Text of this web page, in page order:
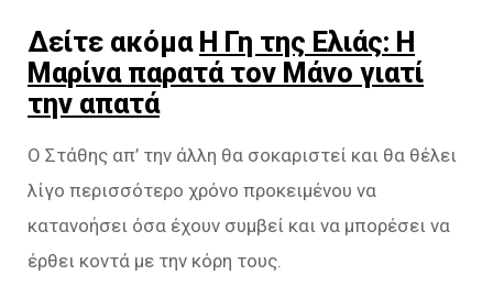
Δείτε ακόμα Η Γη της Ελιάς: Η
Μαρίνα παρατά τον Μάνο γιατί
την απατά
Ο Στάθης απ’ την άλλη θα σοκαριστεί και θα θέλει
λίγο περισσότερο χρόνο προκειμένου να
κατανοήσει όσα έχουν συμβεί και να μπορέσει να
έρθει κοντά με την κόρη τους.